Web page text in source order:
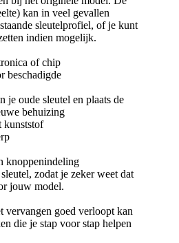
kan in veel gevallen
sleutelprofiel, of je kunt
indien mogelijk.
of chip
beschadigde
je oude sleutel en plaats de
behuizing
kunststof
knoppenindeling
zodat je zeker weet dat
jouw model.
vervangen goed verloopt kan
die je stap voor stap helpen